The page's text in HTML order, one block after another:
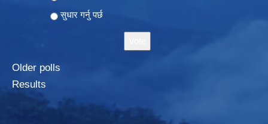
सुधार गर्नु पर्छ
Older polls
Results